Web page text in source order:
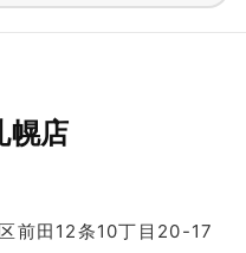
幌店
前田12条10丁目20-17